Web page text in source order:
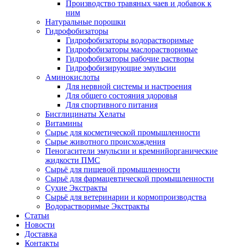
Производство травяных чаев и добавок к
ним
Натуральные порошки
Гидрофобизаторы
Гидрофобизаторы водорастворимые
Гидрофобизаторы маслорастворимые
Гидрофобизаторы рабочие растворы
Гидрофобизирующие эмульсии
Аминокислоты
Для нервной системы и настроения
Для общего состояния здоровья
Для спортивного питания
Бисглицинаты Хелаты
Витамины
Сырье для косметической промышленности
Сырье животного происхождения
Пеногасители эмульсии и кремнийорганические
жидкости ПМС
Сырьё для пищевой промышленности
Сырьё для фармацевтической промышленности
Сухие Экстракты
Сырьё для ветеринарии и кормопроизводства
Водорастворимые Экстракты
Статьи
Новости
Доставка
Контакты